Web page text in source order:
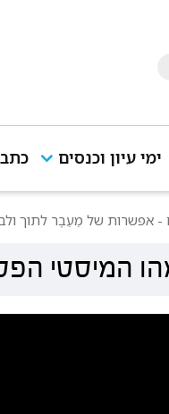
ימי עיון וכנסים
- אפשרות של מֵעֵבֶר לתוך
המיסטי